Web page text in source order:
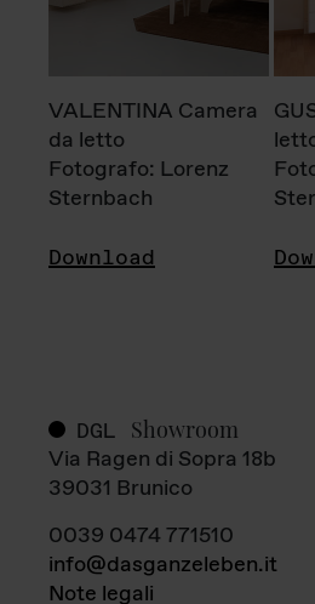
VALENTINA Camera
da letto
Fotografo: Lorenz
Sternbach
Download
DGL Showroom
Via Ragen di Sopra 18b
39031 Brunico
0039 0474 771510
info@dasganzeleben.it
Note legali